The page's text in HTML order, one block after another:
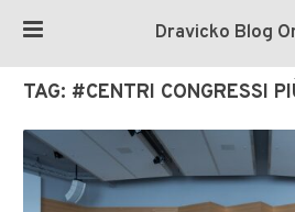
Dravicko Blog
TAG: #CENTRI CONGRESSI